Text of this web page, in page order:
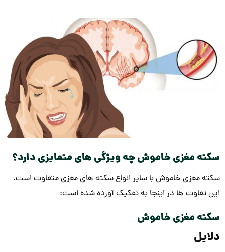
سکته مغزی خاموش چه ویژگی های متمایزی دارد؟
سکته مغزی خاموش با سایر انواع سکته های مغزی متفاوت است.
این تفاوت ها در اینجا به تفکیک آورده شده است:
سکته مغزی خاموش
دلایل